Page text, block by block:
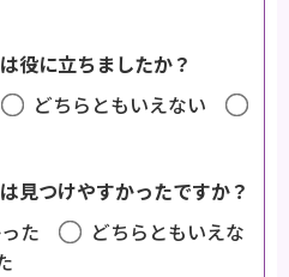
役に立ちましたか？
どちらともいえない
見つけやすかったですか？
た
どちらともいえな